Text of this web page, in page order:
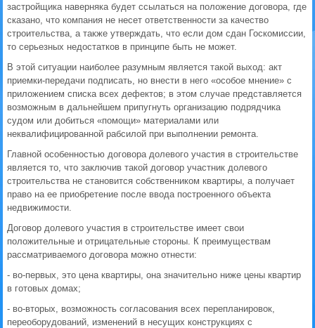
застройщика наверняка будет ссылаться на положение договора, где
сказано, что компания не несет ответственности за качество
строительства, а также утверждать, что если дом сдан Госкомиссии,
то серьезных недостатков в принципе быть не может.
В этой ситуации наиболее разумным является такой выход: акт
приемки-передачи подписать, но внести в него «особое мнение» с
приложением списка всех дефектов; в этом случае представляется
возможным в дальнейшем припугнуть организацию подрядчика
судом или добиться «помощи» материалами или
неквалифицированной рабсилой при выполнении ремонта.
Главной особенностью договора долевого участия в строительстве
является то, что заключив такой договор участник долевого
строительства не становится собственником квартиры, а получает
право на ее приобретение после ввода построенного объекта
недвижимости.
Договор долевого участия в строительстве имеет свои
положительные и отрицательные стороны. К преимуществам
рассматриваемого договора можно отнести:
- во-первых, это цена квартиры, она значительно ниже цены квартир
в готовых домах;
- во-вторых, возможность согласования всех перепланировок,
переоборудований, изменений в несущих конструкциях с